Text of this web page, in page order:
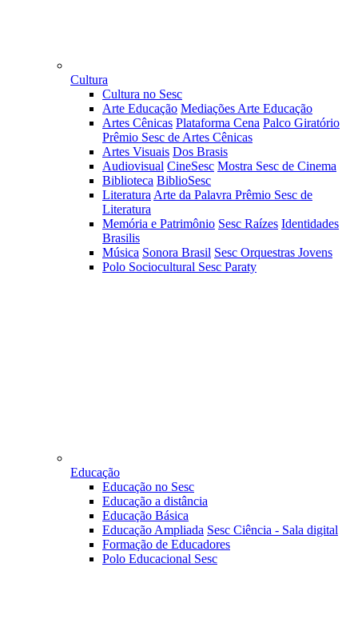
Cultura
Cultura no Sesc
Arte Educação Mediações Arte Educação
Artes Cênicas Plataforma Cena Palco Giratório
Prêmio Sesc de Artes Cênicas
Artes Visuais Dos Brasis
Audiovisual CineSesc Mostra Sesc de Cinema
Biblioteca BiblioSesc
Literatura Arte da Palavra Prêmio Sesc de
Literatura
Memória e Patrimônio Sesc Raízes Identidades
Brasilis
Música Sonora Brasil Sesc Orquestras Jovens
Polo Sociocultural Sesc Paraty
Educação
Educação no Sesc
Educação a distância
Educação Básica
Educação Ampliada Sesc Ciência - Sala digital
Formação de Educadores
Polo Educacional Sesc